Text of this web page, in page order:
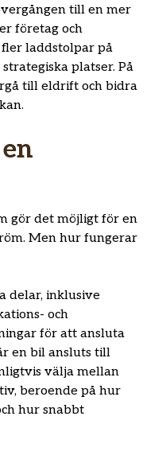
till en mer
företag och
laddstolpar på
platser. På
till eldrift och bidra
gör det möjligt för en
Men hur fungerar
delar, inklusive
och
för att ansluta
en bil ansluts till
välja mellan
beroende på hur
hur snabbt